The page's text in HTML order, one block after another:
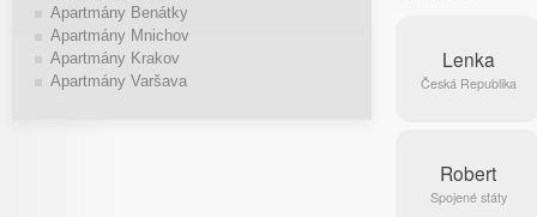
Apartmány Benátky
Apartmány Mnichov
Apartmány Krakov
Apartmány Varšava
Lenka
Česká Republika
Robert
Spojené státy